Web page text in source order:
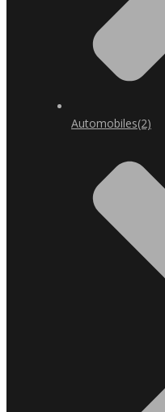
Automobiles(2)